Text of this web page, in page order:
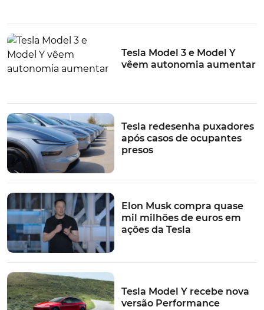
Alemanha
Parece que Elon Musk reconheceu mesmo que o radar
agora é necessário. Na verdade, os novos veículos da
4 já vêm com um sensor de radar, montado na mesma
posição dos carros anteriores a 2021, mas
aparentemente é um pouco mais avançado.
TÓPICOS:
Tesla TecnologiaElon Musk
Tesla Model 3 e Model Y
vêem autonomia aumentar
Tesla redesenha puxadores
após casos de ocupantes
presos
Elon Musk compra quase
mil milhões de euros em
ações da Tesla
Tesla Model Y recebe nova
versão Performance